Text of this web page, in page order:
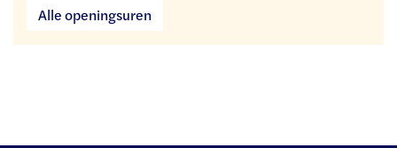
Alle openingsurenDienst